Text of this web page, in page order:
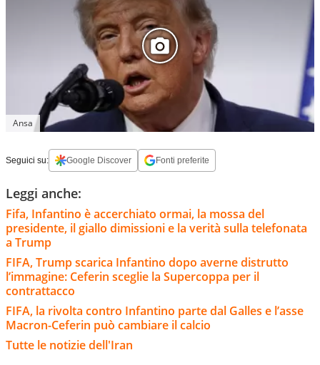
Ansa
Seguici su: Google Discover Fonti preferite
Leggi anche:
Fifa, Infantino è accerchiato ormai, la mossa del
presidente, il giallo dimissioni e la verità sulla telefonata
a Trump
FIFA, Trump scarica Infantino dopo averne distrutto
l’immagine: Ceferin sceglie la Supercoppa per il
contrattacco
FIFA, la rivolta contro Infantino parte dal Galles e l’asse
Macron-Ceferin può cambiare il calcio
Tutte le notizie dell'Iran